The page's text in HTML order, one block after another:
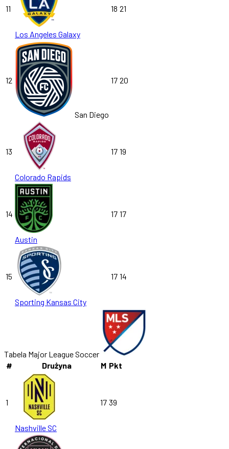
11
Los Angeles Galaxy
18 21
12
San Diego
17 20
13
Colorado Rapids
17 19
14
Austin
17 17
15
Sporting Kansas City
17 14
Tabela Major League Soccer
#
Drużyna M Pkt
1
Nashville SC
17 39